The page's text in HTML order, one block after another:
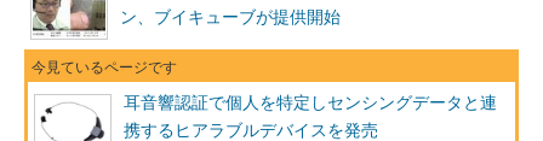
ン、ブイキューブが提供開始
耳音響認証で個人を特定しセンシングデータと連
携するヒアラブルデバイスを発売